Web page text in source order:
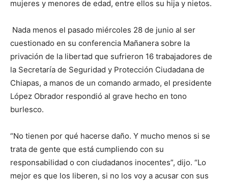
mujeres y menores de edad, entre ellos su hija y nietos.
Nada menos el pasado miércoles 28 de junio al ser
cuestionado en su conferencia Mañanera sobre la
privación de la libertad que sufrieron 16 trabajadores de
la Secretaría de Seguridad y Protección Ciudadana de
Chiapas, a manos de un comando armado, el presidente
López Obrador respondió al grave hecho en tono
burlesco.
“No tienen por qué hacerse daño. Y mucho menos si se
trata de gente que está cumpliendo con su
responsabilidad o con ciudadanos inocentes”, dijo. “Lo
mejor es que los liberen, si no los voy a acusar con sus